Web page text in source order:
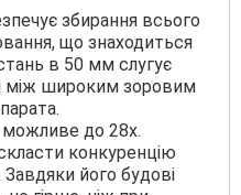
збирання всього
що знаходиться
в 50 мм слугує
між широким зоровим
можливе до 28х.
конкуренцію
його будові